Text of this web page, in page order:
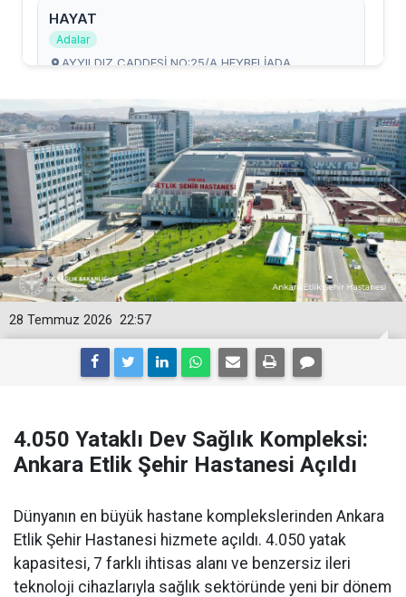
22:57
28 Temmuz 2026
4.050 Yataklı Dev Sağlık Kompleksi:
Ankara Etlik Şehir Hastanesi Açıldı
Dünyanın en büyük hastane komplekslerinden Ankara
Etlik Şehir Hastanesi hizmete açıldı. 4.050 yatak
kapasitesi, 7 farklı ihtisas alanı ve benzersiz ileri
teknoloji cihazlarıyla sağlık sektöründe yeni bir dönem